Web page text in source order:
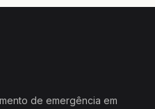
de emergência em